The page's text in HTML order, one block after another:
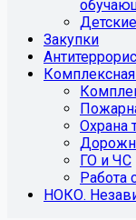
Закупки
Охрана
ГО и ЧС
Работа
НОКО.